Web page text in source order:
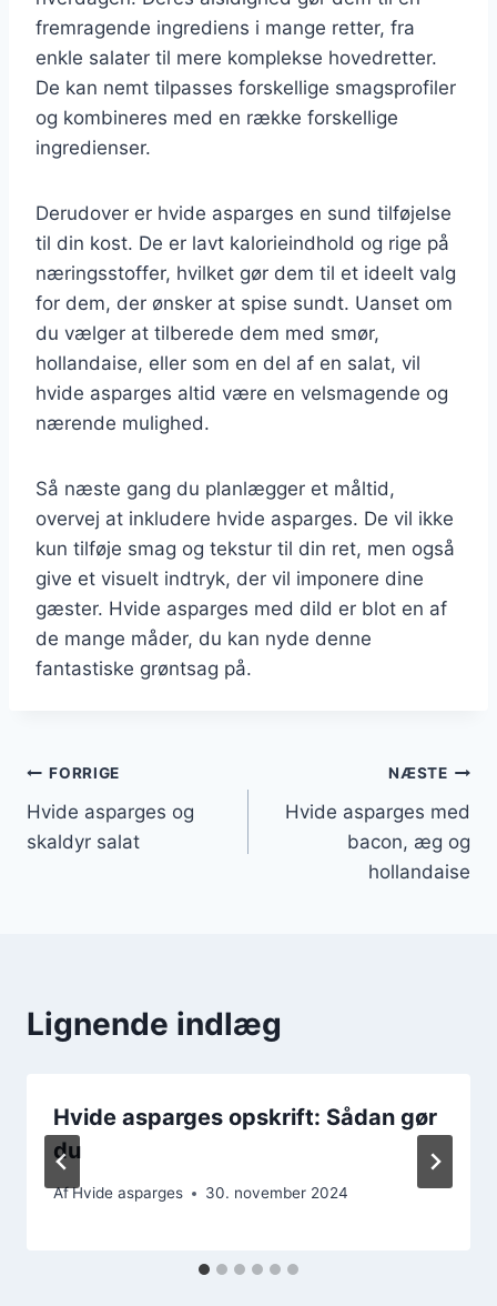
fremragende ingrediens i mange retter, fra
enkle salater til mere komplekse hovedretter.
De kan nemt tilpasses forskellige smagsprofiler
og kombineres med en række forskellige
ingredienser.
Derudover er hvide asparges en sund tilføjelse
til din kost. De er lavt kalorieindhold og rige på
næringsstoffer, hvilket gør dem til et ideelt valg
for dem, der ønsker at spise sundt. Uanset om
du vælger at tilberede dem med smør,
hollandaise, eller som en del af en salat, vil
hvide asparges altid være en velsmagende og
nærende mulighed.
Så næste gang du planlægger et måltid,
overvej at inkludere hvide asparges. De vil ikke
kun tilføje smag og tekstur til din ret, men også
give et visuelt indtryk, der vil imponere dine
gæster. Hvide asparges med dild er blot en af
de mange måder, du kan nyde denne
fantastiske grøntsag på.
Indlægsnavigation
FORRIGE
Hvide asparges og
skaldyr salat
NÆSTE
Hvide asparges med
bacon, æg og
hollandaise
Lignende indlæg
Hvide asparges opskrift: Sådan gør
du
AfHvide asparges 30. november 2024